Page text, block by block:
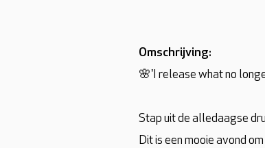
Omschrijving:
🌸'I release what no
Stap uit de alledaagse
Dit is een mooie avond